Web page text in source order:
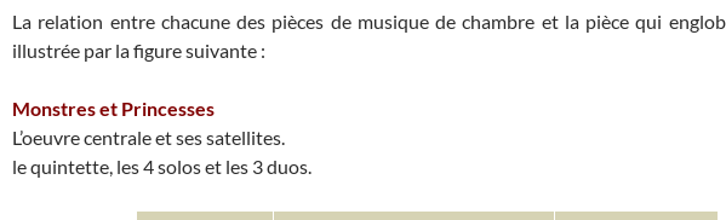
La relation entre chacune des pièces de musique de chambre et la pièce qui
illustrée par la figure suivante :
Monstres et Princesses
L’oeuvre centrale et ses satellites.
le quintette, les 4 solos et les 3 duos.